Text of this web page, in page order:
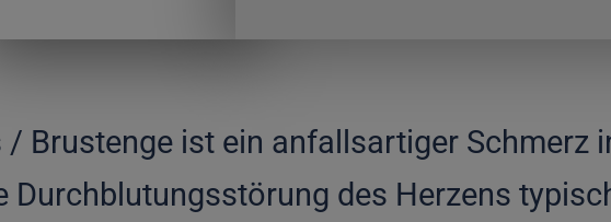
Brustenge ist ein anfallsartiger Schmerz
Durchblutungsstörung des Herzens